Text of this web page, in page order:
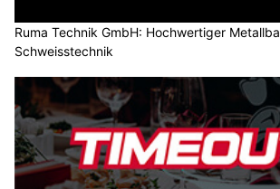
Ruma Technik GmbH: Hochwertiger
Schweisstechnik